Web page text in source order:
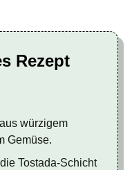
Rezept
würzigem
Gemüse.
Tostada-Schicht